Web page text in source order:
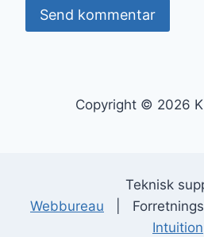
Copyright © 2026
Teknisk
Webbureau |
Intuition